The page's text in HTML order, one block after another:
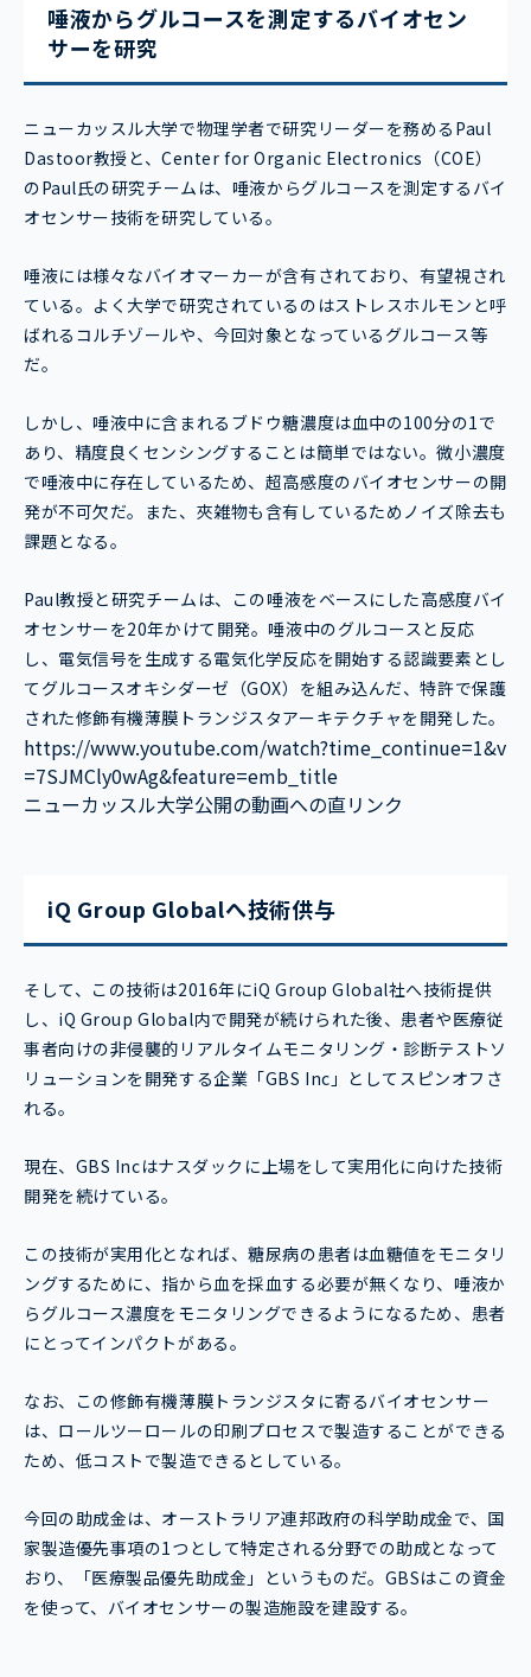
唾液からグルコースを測定するバイオセン
サーを研究
ニューカッスル大学で物理学者で研究リーダーを務めるPaul
Dastoor教授と、Center for Organic Electronics（COE）
のPaul氏の研究チームは、唾液からグルコースを測定するバイ
オセンサー技術を研究している。
唾液には様々なバイオマーカーが含有されており、有望視され
ている。よく大学で研究されているのはストレスホルモンと呼
ばれるコルチゾールや、今回対象となっているグルコース等
だ。
しかし、唾液中に含まれるブドウ糖濃度は血中の100分の1で
あり、精度良くセンシングすることは簡単ではない。微小濃度
で唾液中に存在しているため、超高感度のバイオセンサーの開
発が不可欠だ。また、夾雑物も含有しているためノイズ除去も
課題となる。
Paul教授と研究チームは、この唾液をベースにした高感度バイ
オセンサーを20年かけて開発。唾液中のグルコースと反応
し、電気信号を生成する電気化学反応を開始する認識要素とし
てグルコースオキシダーゼ（GOX）を組み込んだ、特許で保護
された修飾有機薄膜トランジスタアーキテクチャを開発した。
https://www.youtube.com/watch?time_continue=1&v
=7SJMCly0wAg&feature=emb_title
ニューカッスル大学公開の動画への直リンク
iQ Group Globalへ技術供与
そして、この技術は2016年にiQ Group Global社へ技術提供
し、iQ Group Global内で開発が続けられた後、患者や医療従
事者向けの非侵襲的リアルタイムモニタリング・診断テストソ
リューションを開発する企業「GBS Inc」としてスピンオフさ
れる。
現在、GBS Incはナスダックに上場をして実用化に向けた技術
開発を続けている。
この技術が実用化となれば、糖尿病の患者は血糖値をモニタリ
ングするために、指から血を採血する必要が無くなり、唾液か
らグルコース濃度をモニタリングできるようになるため、患者
にとってインパクトがある。
なお、この修飾有機薄膜トランジスタに寄るバイオセンサー
は、ロールツーロールの印刷プロセスで製造することができる
ため、低コストで製造できるとしている。
今回の助成金は、オーストラリア連邦政府の科学助成金で、国
家製造優先事項の1つとして特定される分野での助成となって
おり、「医療製品優先助成金」というものだ。GBSはこの資金
を使って、バイオセンサーの製造施設を建設する。